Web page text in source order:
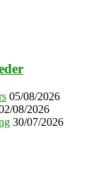
05/08/2026
08/2026
30/07/2026